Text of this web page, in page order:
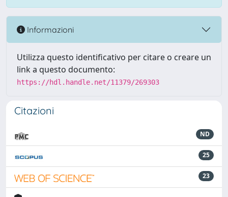
Informazioni
Utilizza questo identificativo per citare o creare un
link a questo documento:
https://hdl.handle.net/11379/269303
Citazioni
ND
25
23